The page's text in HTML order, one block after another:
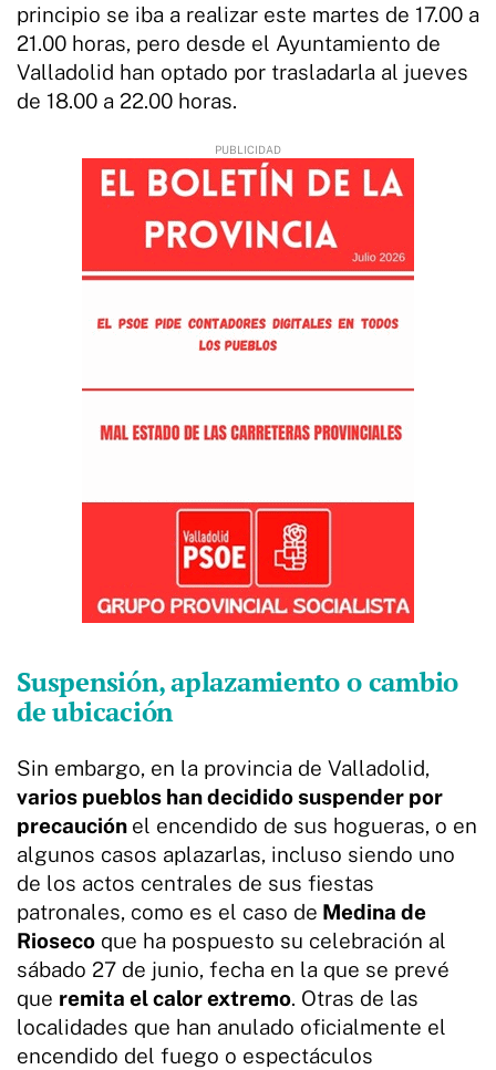
principio se iba a realizar este martes de 17.00 a
21.00 horas, pero desde el Ayuntamiento de
Valladolid han optado por trasladarla al jueves
de 18.00 a 22.00 horas.
Suspensión, aplazamiento o cambio
de ubicación
Sin embargo, en la provincia de Valladolid,
varios pueblos han decidido suspender por
precaución el encendido de sus hogueras, o en
algunos casos aplazarlas, incluso siendo uno
de los actos centrales de sus fiestas
patronales, como es el caso de Medina de
Rioseco que ha pospuesto su celebración al
sábado 27 de junio, fecha en la que se prevé
que remita el calor extremo. Otras de las
localidades que han anulado oficialmente el
encendido del fuego o espectáculos